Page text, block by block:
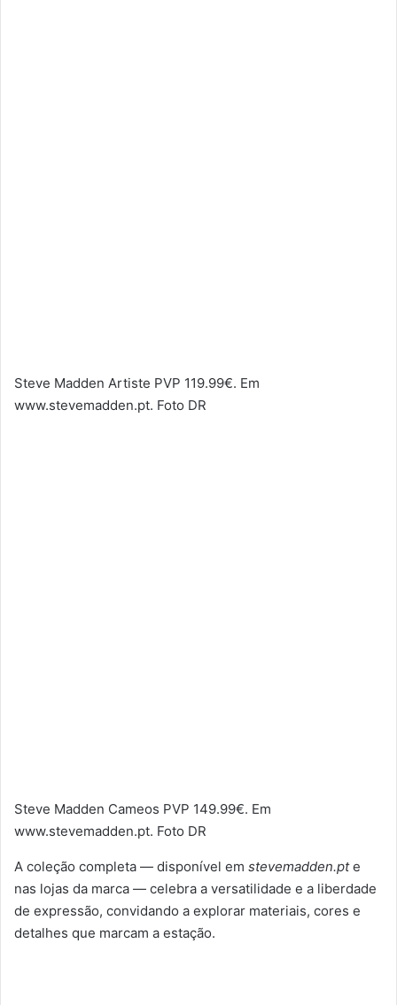
Steve Madden Artiste PVP 119.99€. Em
www.stevemadden.pt. Foto DR
Steve Madden Cameos PVP 149.99€. Em
www.stevemadden.pt. Foto DR
A coleção completa — disponível em stevemadden.pte
nas lojas da marca — celebra a versatilidade e a liberdade
de expressão, convidando a explorar materiais, cores e
detalhes que marcam a estação.